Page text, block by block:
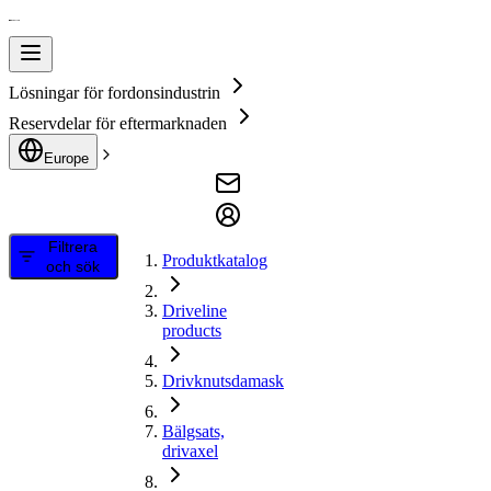
Lösningar för fordonsindustrin
Reservdelar för eftermarknaden
Europe
Filtrera
och sök
Produktkatalog
Driveline
products
Drivknutsdamask
Bälgsats,
drivaxel